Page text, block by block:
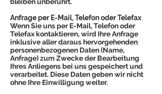
Anfrage per E-Mail, Telefon oder Telefax
Wenn Sie uns per E-Mail, Telefon oder
Telefax kontaktieren, wird Ihre Anfrage
inklusive aller daraus hervorgehenden
personenbezogenen Daten (Name,
Anfrage) zum Zwecke der Bearbeitung
Ihres Anliegens bei uns gespeichert und
verarbeitet. Diese Daten geben wir nicht
ohne Ihre Einwilligung weiter.